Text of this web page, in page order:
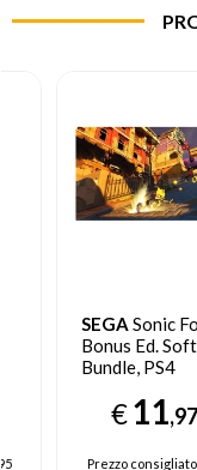
SEGA Sonic
Bonus Ed. Soft
Bundle, PS4
€11,97
Prezzo consigliato